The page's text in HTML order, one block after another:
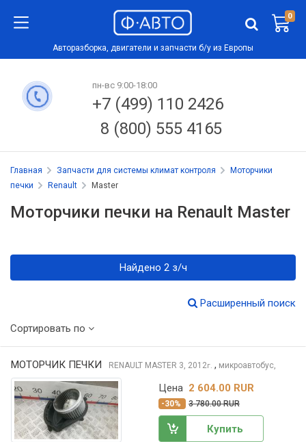
0
Авторазборка, двигатели и запчасти б/у из Европы
пн-вс 9:00-18:00
+7 (499) 110 2426
8 (800) 555 4165
Главная Запчасти для системы климат контроля
Моторчики
печки
Renault Master
Моторчики печки на Renault Master
Найдено 2 з/ч
Расширенный поиск
Сортировать по
МОТОРЧИК ПЕЧКИ RENAULT MASTER 3, 2012г. , микроавтобус,
Цена 2 604.00 RUR
-30% 3 780.00 RUR
Купить